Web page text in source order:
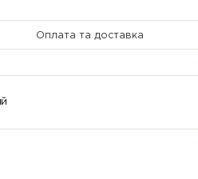
Оплата та доставка